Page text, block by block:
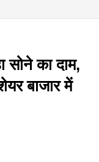
का दाम,
बाजार में